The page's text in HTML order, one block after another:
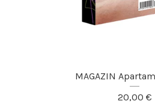
MAGAZIN
20,00 €